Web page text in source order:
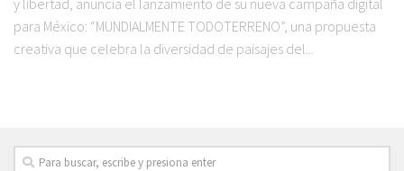
y libertad, anuncia el lanzamiento de su nueva campaña digital
para México: “MUNDIALMENTE TODOTERRENO”, una propuesta
creativa que celebra la diversidad de paisajes del...